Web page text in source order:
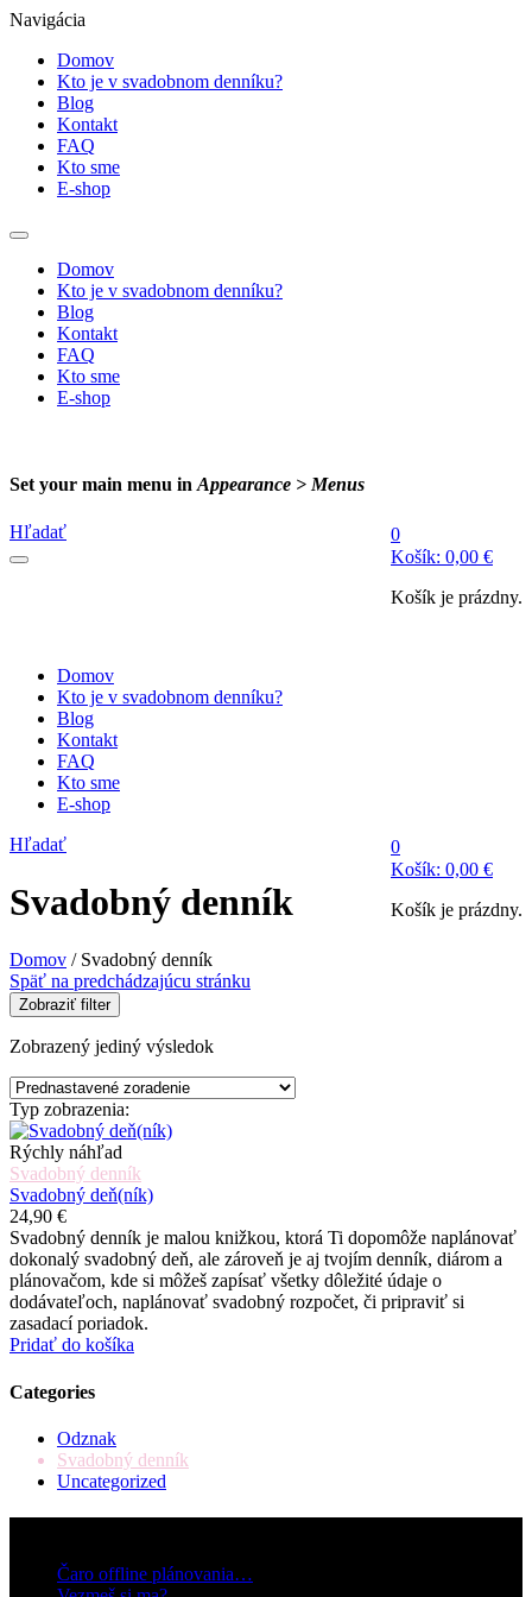
Navigácia
Domov
Kto je v svadobnom denníku?
Blog
Kontakt
FAQ
Kto sme
E-shop
Domov
Kto je v svadobnom denníku?
Blog
Kontakt
FAQ
Kto sme
E-shop
Set your main menu in Appearance > Menus
0
Košík: 0,00 €
Košík je prázdny.
Hľadať
Domov
Kto je v svadobnom denníku?
Blog
Kontakt
FAQ
Kto sme
E-shop
0
Košík: 0,00 €
Košík je prázdny.
Hľadať
Svadobný denník
Domov /Svadobný denník
Späť na predchádzajúcu stránku
Zobraziť filter
Zobrazený jediný výsledok
Typ zobrazenia:
Rýchly náhľad
Svadobný denník
Svadobný deň(ník)
24,90 €
Svadobný denník je malou knižkou, ktorá Ti dopomôže naplánovať
dokonalý svadobný deň, ale zároveň je aj tvojím denník, diárom a
plánovačom, kde si môžeš zapísať všetky dôležité údaje o
dodávateľoch, naplánovať svadobný rozpočet, či pripraviť si
zasadací poriadok.
Pridať do košíka
Categories
Odznak
Svadobný denník
Uncategorized
Čaro offline plánovania…